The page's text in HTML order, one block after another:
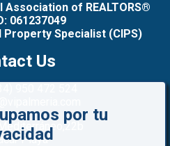
of REALTORS®
061237049
Specialist (CIPS)
Us
Playa
por tu